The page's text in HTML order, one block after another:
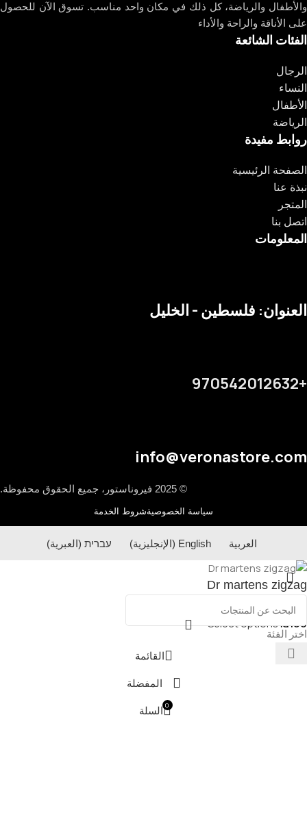
والأطفال والرياضة، كل ذلك في مكان واحد مناسب. تسوق الآن للحصول
على الأناقة والراحة والأداء
الفئات الشائعة
الرجال
النساء
الأطفال
الرياضة
روابط مفيدة
الصفحة الرئيسية
نبذة عنا
المتجر
اتصل بنا
المعلومات
العنوان: فلسطين - الخليل
+970542012632
info@veronastore.com
© 2025 فيروناستور، جميع الحقوق محفوظة.
سياسة الخصوصيةشروط الخدمة
العربية English
(الإنجليزية) עברית (العبرية)
اختر الفئة
Dr martens zigzag
₪100
Select options
القائمة
المفضلة
0 السلة